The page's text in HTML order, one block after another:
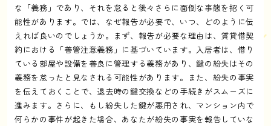
な「義務」であり、それを怠ると後々さらに面倒な事態を招く可
能性があります。では、なぜ報告が必要で、いつ、どのように伝
えれば良いのでしょうか。まず、報告が必要な理由は、賃貸借契
約における「善管注意義務」に基づいています。入居者は、借り
ている部屋や設備を善良に管理する義務があり、鍵の紛失はその
義務を怠ったと見なされる可能性があります。また、紛失の事実
を伝えておくことで、退去時の鍵交換などの手続きがスムーズに
進みます。さらに、もし紛失した鍵が悪用され、マンション内で
何らかの事件が起きた場合、あなたが紛失の事実を報告していな